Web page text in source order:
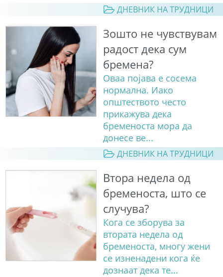
ДНЕВНИК НА ТРУДНИЦИ
Зошто не чувствувам
радост дека сум
бремена?
Оваа појава е сосема
нормална. Иако
општеството често
прикажува дека
бременоста мора да
донесе ве...
ДНЕВНИК НА ТРУДНИЦИ
Втора недела од
бременоста, што се
случува?
Кога се зборува за
втората недела од
бременоста, многу жени
се изненадени кога ќе
дознаат дека те...